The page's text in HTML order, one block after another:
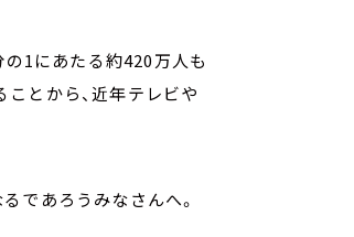
の1にあたる約420万人も
とから、近年テレビや
であろうみなさんへ。